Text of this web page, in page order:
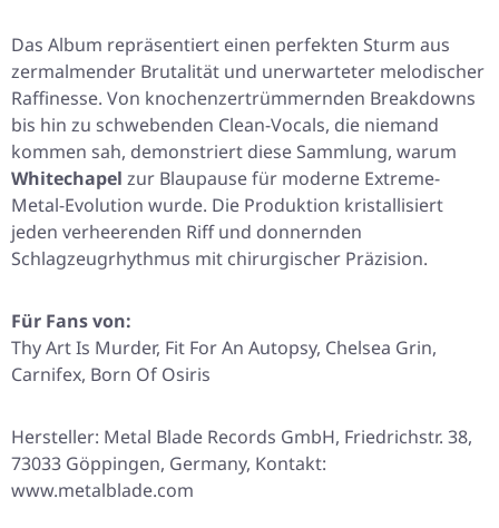
Das Album repräsentiert einen perfekten Sturm aus
zermalmender Brutalität und unerwarteter melodischer
Raffinesse. Von knochenzertrümmernden Breakdowns
bis hin zu schwebenden Clean-Vocals, die niemand
kommen sah, demonstriert diese Sammlung, warum
Whitechapel zur Blaupause für moderne Extreme-
Metal-Evolution wurde. Die Produktion kristallisiert
jeden verheerenden Riff und donnernden
Schlagzeugrhythmus mit chirurgischer Präzision.
Für Fans von:
Thy Art Is Murder, Fit For An Autopsy, Chelsea Grin,
Carnifex, Born Of Osiris
Hersteller: Metal Blade Records GmbH, Friedrichstr. 38,
73033 Göppingen, Germany, Kontakt:
www.metalblade.com